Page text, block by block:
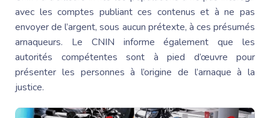
avec les comptes publiant ces contenus et à ne pas
envoyer de l’argent, sous aucun prétexte, à ces présumés
arnaqueurs. Le CNIN informe également que les
autorités compétentes sont à pied d’œuvre pour
présenter les personnes à l’origine de l’arnaque à la
justice.